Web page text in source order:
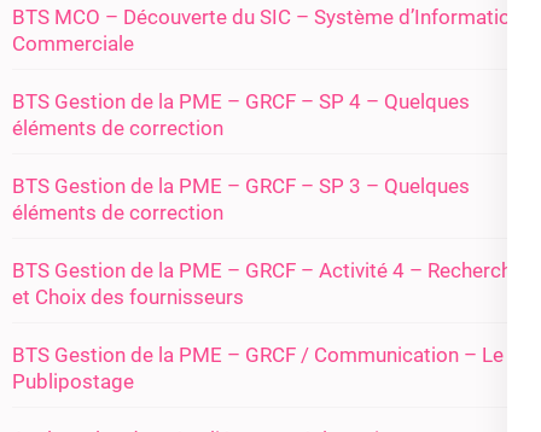
BTS MCO – Découverte du SIC – Système d’Information
Commerciale
BTS Gestion de la PME – GRCF – SP 4 – Quelques
éléments de correction
BTS Gestion de la PME – GRCF – SP 3 – Quelques
éléments de correction
BTS Gestion de la PME – GRCF – Activité 4 – Recherche
et Choix des fournisseurs
BTS Gestion de la PME – GRCF / Communication – Le
Publipostage